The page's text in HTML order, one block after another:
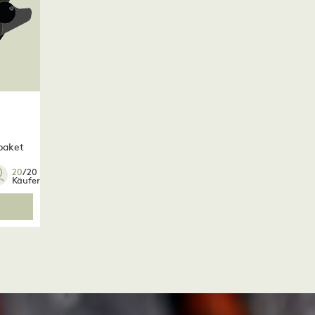
20/20
Käufer